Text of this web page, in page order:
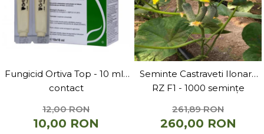
Fungicid Ortiva Top - 10 ml ,
contact
12,00 RON
10,00 RON
Seminte Castraveti Ilonara
RZ F1 - 1000 semințe
261,89 RON
260,00 RON